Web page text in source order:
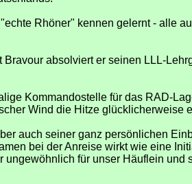
Rhöner" kennen gelernt - alle
absolviert er seinen LLL-
Kommandostelle für das RAD-
Wind die Hitze glücklicherweise
auch seiner ganz persönlichen
bei der Anreise wirkt wie eine
für unser Häuflein und